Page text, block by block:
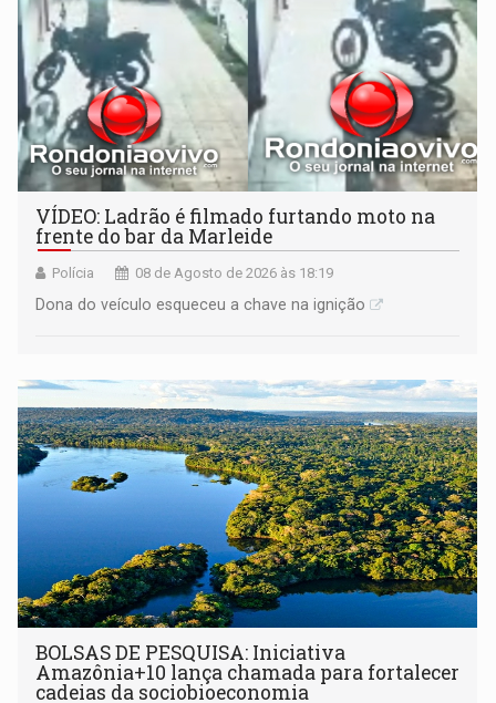
VÍDEO: Ladrão é filmado furtando moto na
frente do bar da Marleide
Polícia 08 de Agosto de 2026 às 18:19
Dona do veículo esqueceu a chave na ignição
BOLSAS DE PESQUISA: Iniciativa
Amazônia+10 lança chamada para fortalecer
cadeias da sociobioeconomia